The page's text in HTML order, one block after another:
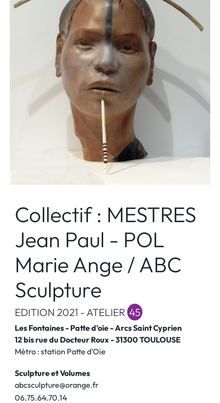
Collectif : MESTRES
Jean Paul - POL
Marie Ange / ABC
Sculpture
EDITION 2021 - ATELIER 45
Les Fontaines - Patte d'oie - Arcs Saint Cyprien
12 bis rue du Docteur Roux - 31300 TOULOUSE
Métro : station Patte d'Oie
Sculpture et Volumes
abcsculpture@orange.fr
06.75.64.70.14